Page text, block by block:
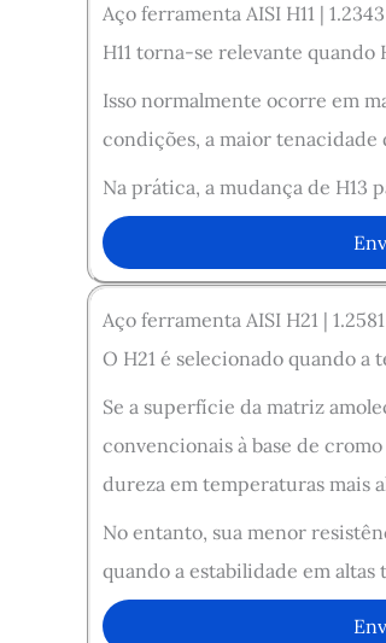
Aço ferramenta AISI H11 |
H11 torna-se relevante quando
Isso normalmente ocorre em
condições, a maior tenacidade
Na prática, a mudança de H13
Aço ferramenta AISI H21 |
O H21 é selecionado quando
Se a superfície da matriz
convencionais à base de
dureza em temperaturas mais
No entanto, sua menor
quando a estabilidade em